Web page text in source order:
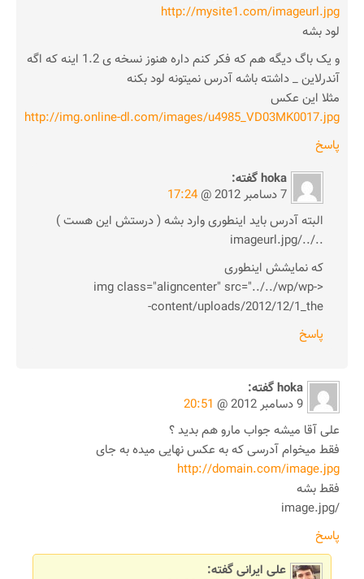
http://mysite1.com/imageurl.jpg
لود بشه
و یک باگ دیگه هم که فکر کنم داره هنوز نسخه ی 1.2 اینه که اگه
آندرلاین _ داشته باشه آدرس نمیتونه لود بکنه
مثلا این عکس
http://img.online-dl.com/images/u4985_VD03MK0017.jpg
پاسخ
hokaگفته:
7 دسامبر 2012 @
17:24
البته آدرس باید اینطوری وارد بشه ( درستش این هست )
../../imageurl.jpg
که نمایشش اینطوری
<img class="aligncenter" src="../../wp/wp-
content/uploads/2012/12/1_the-
پاسخ
hokaگفته:
9 دسامبر 2012 @
20:51
علی آقا میشه جواب مارو هم بدید ؟
فقط میخوام آدرسی که به عکس نهایی میده به جای
http://domain.com/image.jpg
فقط بشه
/image.jpg
پاسخ
علی ایرانیگفته: